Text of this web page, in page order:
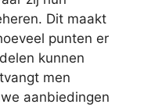
Dit maakt
punten er
kunnen
men
aanbiedingen